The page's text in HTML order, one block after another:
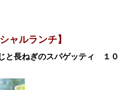
ャルランチ】
と長ねぎのスパゲッティ
１０